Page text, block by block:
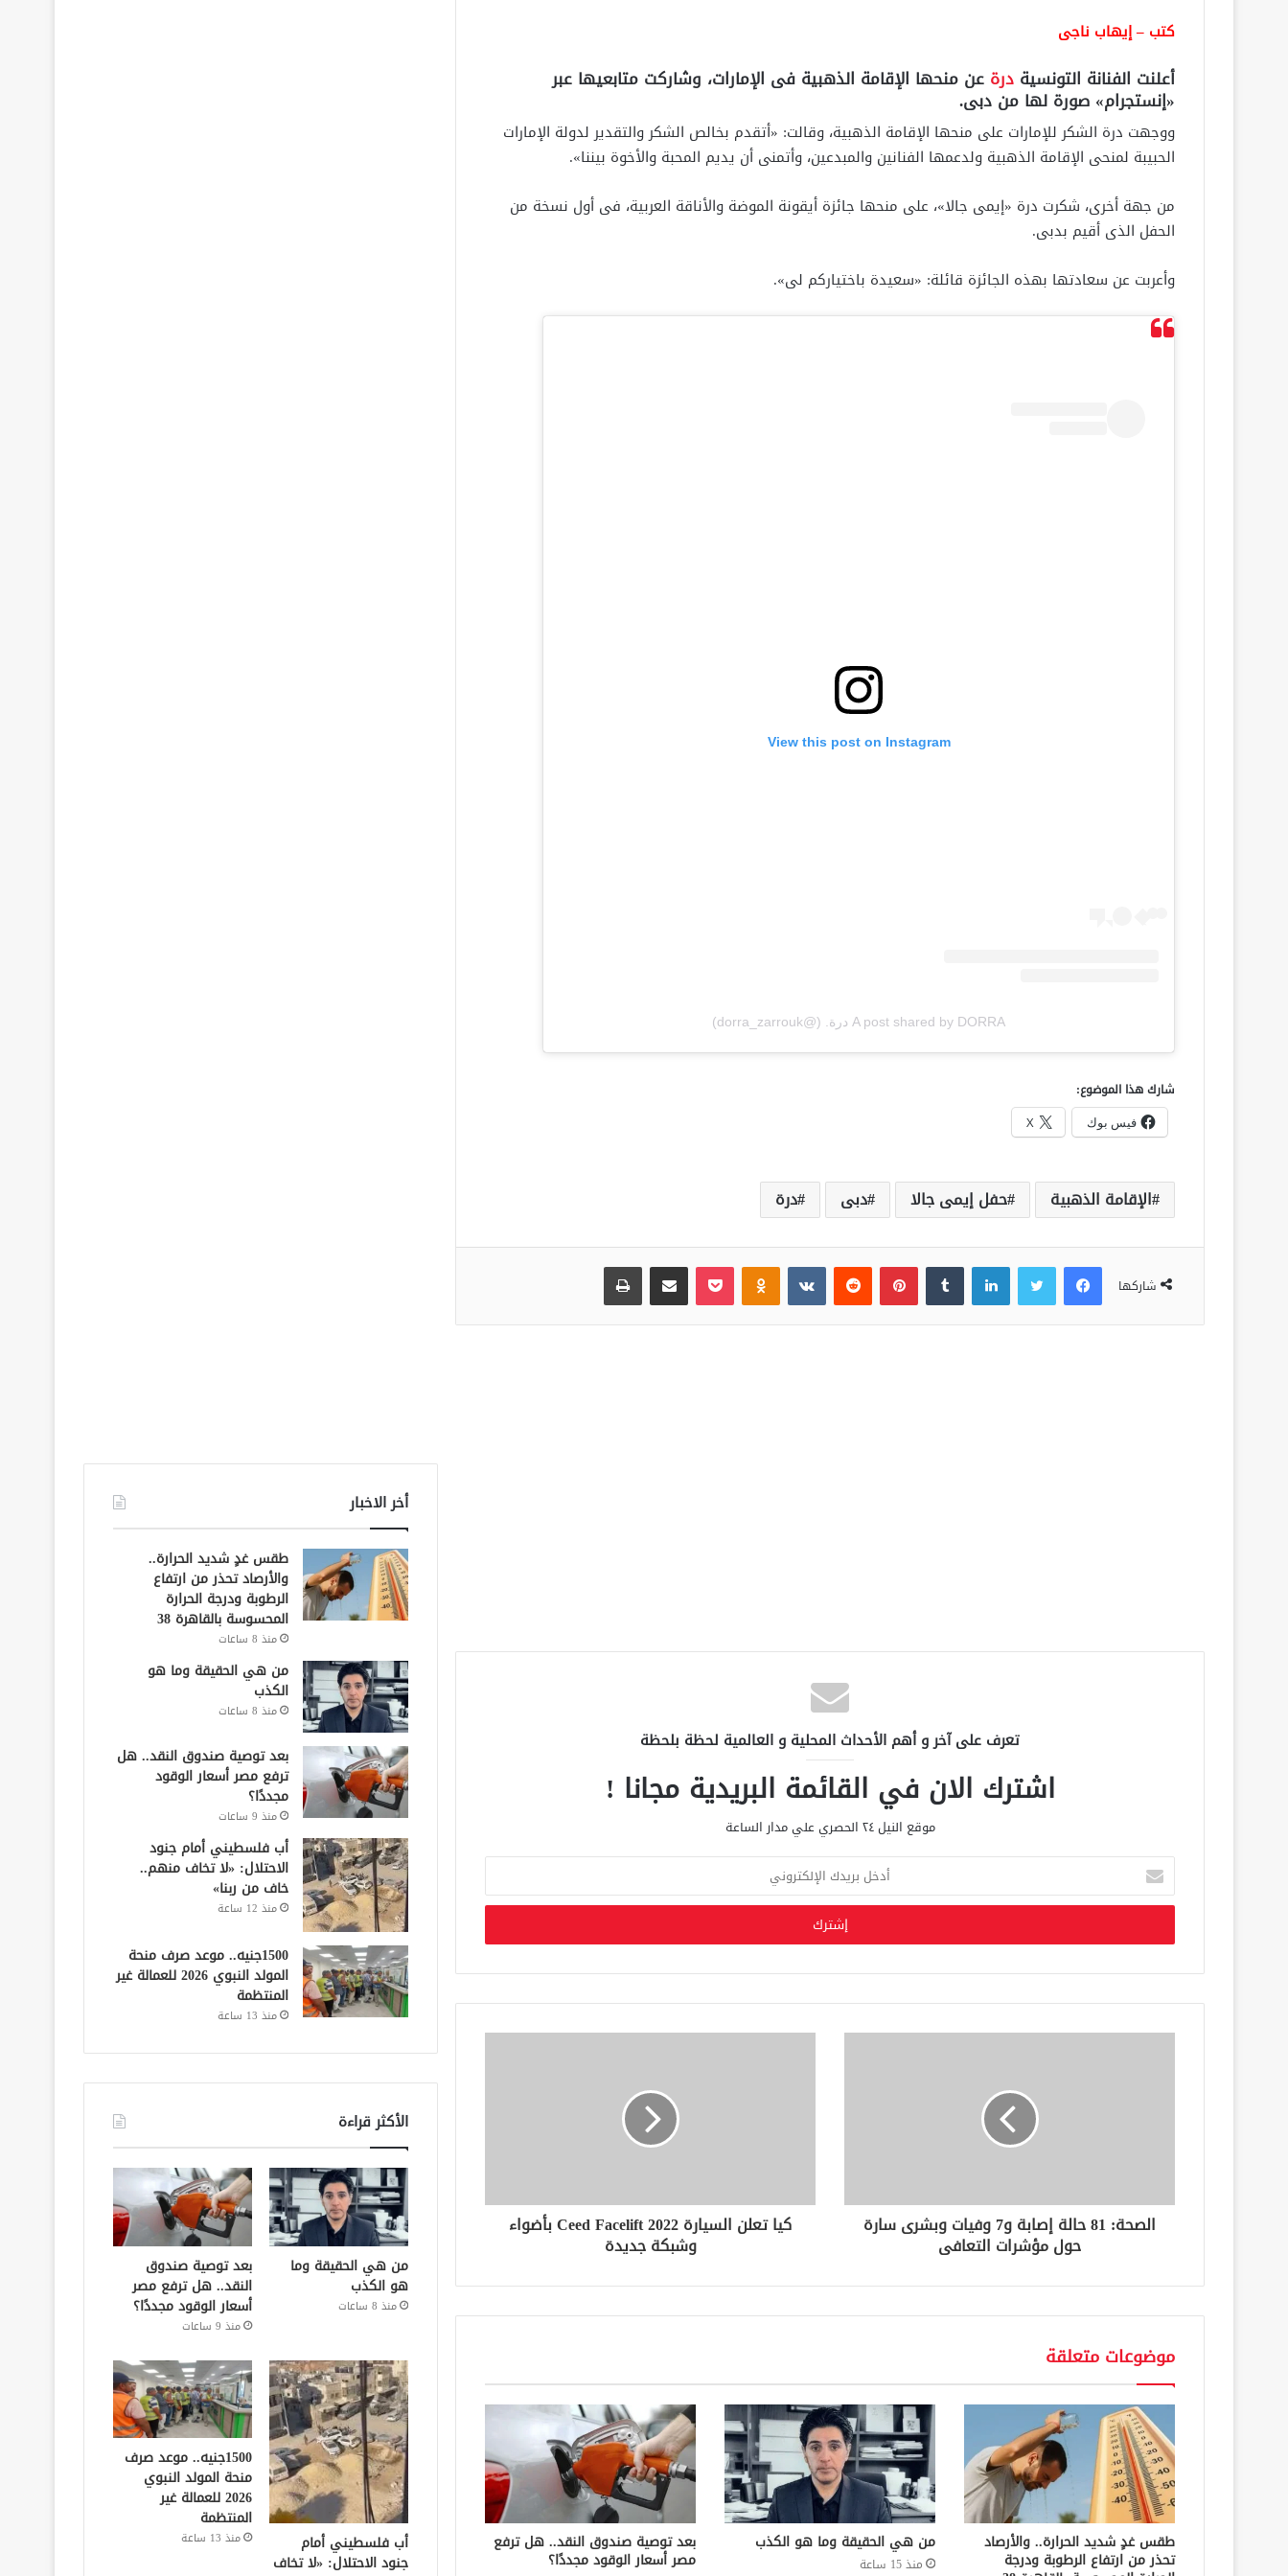
كتب – إيهاب ناجى
أعلنت الفنانة التونسية درة عن منحها الإقامة الذهبية فى الإمارات، وشاركت متابعيها عبر
«إنستجرام» صورة لها من دبى.
ووجهت درة الشكر للإمارات على منحها الإقامة الذهبية، وقالت: «أتقدم بخالص الشكر والتقدير لدولة الإمارات
الحبيبة لمنحى الإقامة الذهبية ولدعمها الفنانين والمبدعين، وأتمنى أن يديم المحبة والأخوة بيننا».
من جهة أخرى، شكرت درة «إيمى جالا»، على منحها جائزة أيقونة الموضة والأناقة العربية، فى أول نسخة من
الحفل الذى أقيم بدبى.
وأعربت عن سعادتها بهذه الجائزة قائلة: «سعيدة باختياركم لى».
View this post on Instagram
A post shared by DORRA درة. (@dorra_zarrouk)
شارك هذا الموضوع:
فيس بوك X
الإقامة الذهبية حفل إيمى جالا دبى درة
شاركها
فيسبوك لينكدإن بينتيريست بوكيت
تعرف على آخر و أهم الأحداث المحلية و العالمية لحظة بلحظة
اشترك الان في القائمة البريدية مجانا !
موقع النيل ٢٤ الحصري علي مدار الساعة
خ
ب
ر
د
ك
ن
الصحة: 81 حالة إصابة و7 وفيات وبشرى سارة
حول مؤشرات التعافى
كيا تعلن السيارة 2022 Ceed Facelift بأضواء
وشبكة جديدة
موضوعات متعلقة
طقس غدٍ شديد الحرارة.. والأرصاد
تحذر من ارتفاع الرطوبة ودرجة
من هي الحقيقة وما هو الكذب
منذ 15 ساعة
بعد توصية صندوق النقد.. هل ترفع
مصر أسعار الوقود مجددًا؟
أخر الاخبار
طقس غدٍ شديد الحرارة..
والأرصاد تحذر من ارتفاع
الرطوبة ودرجة الحرارة
المحسوسة بالقاهرة 38
منذ 8 ساعات
من هي الحقيقة وما هو
الكذب
منذ 8 ساعات
بعد توصية صندوق النقد.. هل
ترفع مصر أسعار الوقود
مجددًا؟
منذ 9 ساعات
أب فلسطيني أمام جنود
الاحتلال: «لا تخاف منهم..
خاف من ربنا»
منذ 12 ساعة
1500جنيه.. موعد صرف منحة
المولد النبوي 2026 للعمالة غير
المنتظمة
منذ 13 ساعة
الأكثر قراءة
من هي الحقيقة وما
هو الكذب
منذ 8 ساعات
بعد توصية صندوق
النقد.. هل ترفع مصر
أسعار الوقود مجددًا؟
منذ 9 ساعات
أب فلسطيني أمام
جنود الاحتلال: «لا تخاف
1500جنيه.. موعد صرف
منحة المولد النبوي
2026 للعمالة غير
المنتظمة
منذ 13 ساعة